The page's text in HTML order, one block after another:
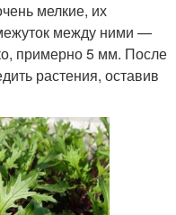
мелкие, их
между ними —
примерно 5 мм. После
растения, оставив